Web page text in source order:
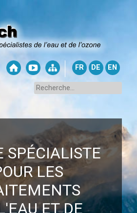
FR DE EN
SPÉCIALISTE
LES
ET DE